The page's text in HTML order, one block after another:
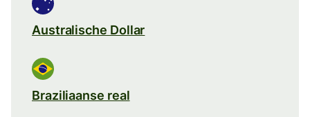
Australische Dollar
Braziliaanse real